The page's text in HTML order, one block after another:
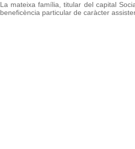
La mateixa família, titular del capital
beneficència particular de caràcter